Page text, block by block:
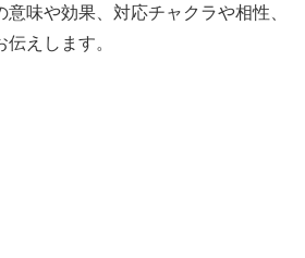
味や効果、対応チャクラや相性、
えします。